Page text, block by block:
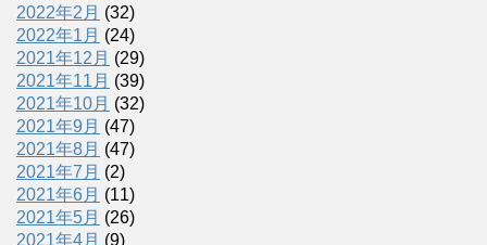
2022年2月 (32)
2022年1月 (24)
2021年12月 (29)
2021年11月 (39)
2021年10月 (32)
2021年9月 (47)
2021年8月 (47)
2021年7月 (2)
2021年6月 (11)
2021年5月 (26)
2021年4月 (9)